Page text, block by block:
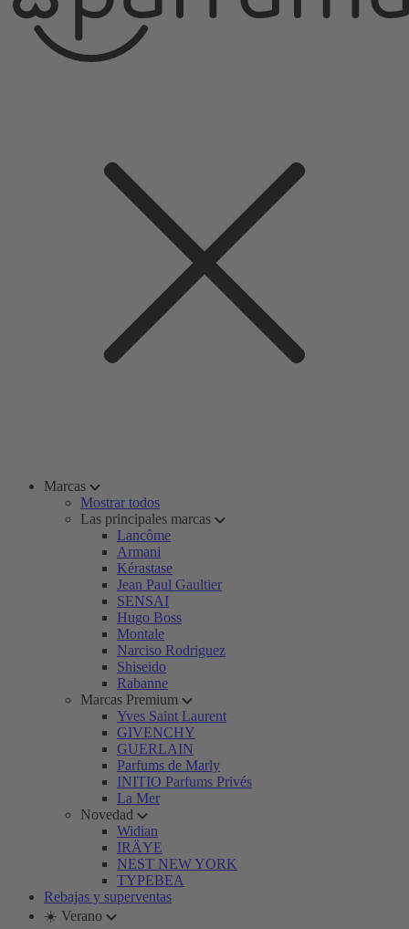
Marcas
Mostrar todos
Las principales marcas
Lancôme
Armani
Kérastase
Jean Paul Gaultier
SENSAI
Hugo Boss
Montale
Narciso Rodriguez
Shiseido
Rabanne
Marcas Premium
Yves Saint Laurent
GIVENCHY
GUERLAIN
Parfums de Marly
INITIO Parfums Privés
La Mer
Novedad
Widian
IRÄYE
NEST NEW YORK
TYPEBEA
Rebajas y superventas
☀️ Verano